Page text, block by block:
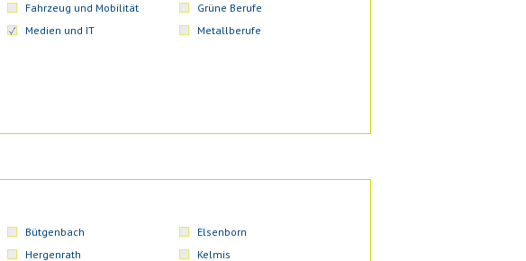
Fahrzeug und Mobilität
Grüne Berufe
Medien und IT
Metallberufe
Bütgenbach
Elsenborn
Hergenrath
Kelmis